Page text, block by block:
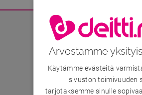
Mainoskatko
Arvostamme
Käytämme evästeitä
sivuston toimivuuden
tarjotaksemme sinulle